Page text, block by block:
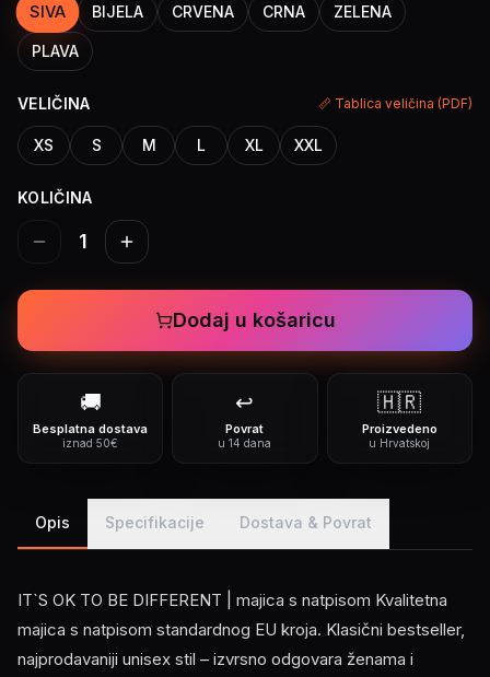
SIVA BIJELA CRVENA CRNA ZELENA
PLAVA
VELIČINA 📏 Tablica veličina (PDF)
XS S M L XL XXL
KOLIČINA
1
Dodaj u košaricu
🚚
Besplatna dostava
iznad 50€
↩️
Povrat
u 14 dana
🇭🇷
Proizvedeno
u Hrvatskoj
Opis Specifikacije Dostava & Povrat
IT`S OK TO BE DIFFERENT | majica s natpisom Kvalitetna
majica s natpisom standardnog EU kroja. Klasični bestseller,
najprodavaniji unisex stil – izvrsno odgovara ženama i